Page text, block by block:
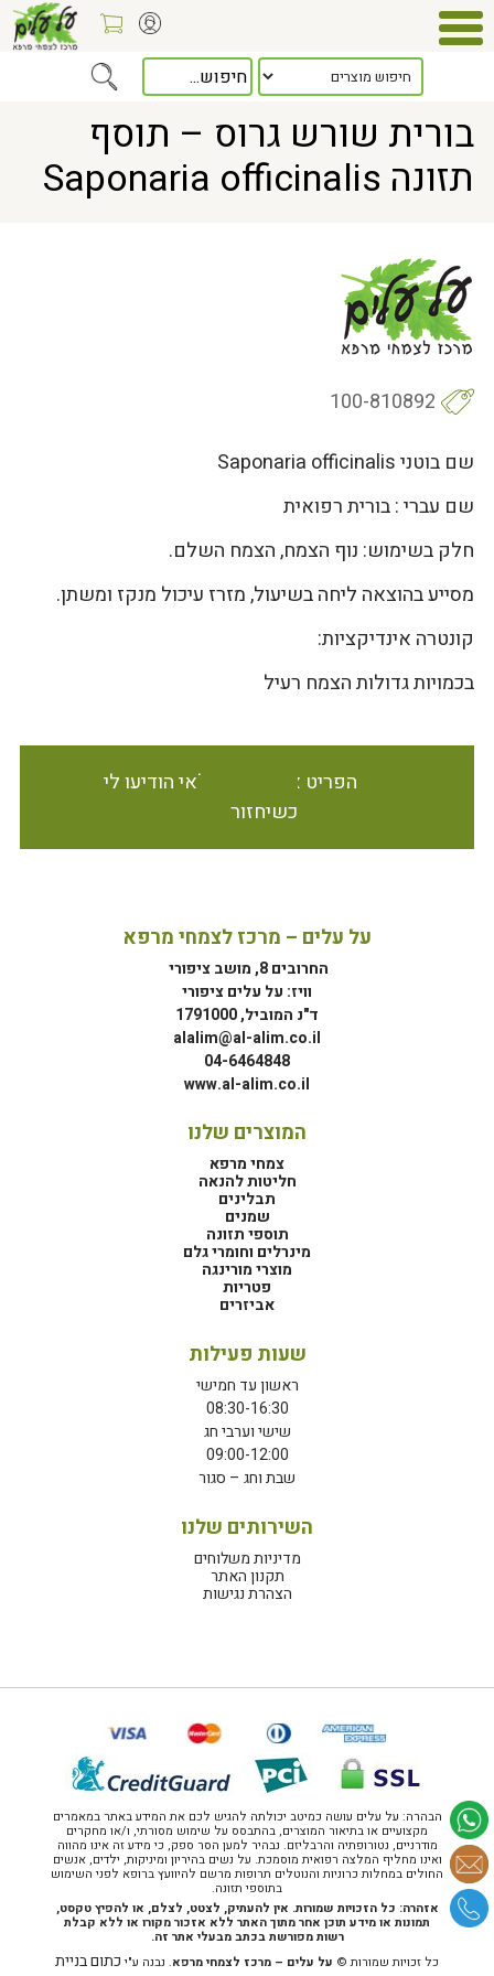
> בורית שורש גרוס – תוסף תזונה Saponaria officinalis
בורית שורש גרוס – תוסף
תזונה Saponaria officinalis
100-810892
שם בוטני Saponaria officinalis
שם עברי : בורית רפואית
חלק בשימוש: נוף הצמח, הצמח השלם.
מסייע בהוצאה ליחה בשיעול, מזרז עיכול מנקז ומשתן.
קונטרה אינדיקציות:
בכמויות גדולות הצמח רעיל
הפריט אינו זמין במלאי הודיעו לי
כשיחזור
על עלים – מרכז לצמחי מרפא
החרובים 8, מושב ציפורי
וויז: על עלים ציפורי
ד"נ המוביל, 1791000
alalim@al-alim.co.il
04-6464848
www.al-alim.co.il
המוצרים שלנו
צמחי מרפא
חליטות להנאה
תבלינים
שמנים
תוספי תזונה
מינרלים וחומרי גלם
מוצרי מורינגה
פטריות
אביזרים
שעות פעילות
ראשון עד חמישי
08:30-16:30
שישי וערבי חג
09:00-12:00
שבת וחג – סגור
השירותים שלנו
מדיניות משלוחים
תקנון האתר
הצהרת נגישות
הבהרה: על עלים עושה כמיטב יכולתה להגיש לכם את המידע באתר במאמרים
מקצועיים או בתיאור המוצרים, בהתבסס על שימוש מסורתי, ו/או מחקרים
מודרניים, נטורופתיה והרבליזם. נבהיר למען הסר ספק, כי מידע זה אינו מהווה
ואינו מחליף המלצה רפואית מוסמכת. על נשים בהיריון ומיניקות, ילדים, אנשים
החולים במחלות כרוניות והנוטלים תרופות מרשם להיוועץ ברופא לפני השימוש
בתוספי תזונה.
אזהרה: כל הזכויות שמורות. אין להעתיק, לצטט, לצלם, או להפיץ טקסט,
תמונות או מידע תוכן אחר מתוך האתר ללא אזכור מקורו או ללא קבלת
רשות מפורשת בכתב מבעלי אתר זה.
כל זכויות שמורות © על עלים – מרכז לצמחי מרפא. נבנה ע"יכתום בניית